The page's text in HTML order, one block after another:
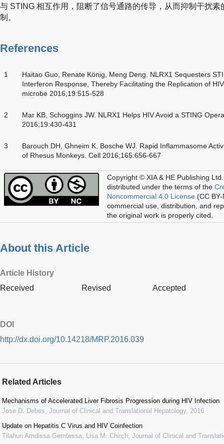
与 STING 相互作用，阻断了信号通路的传导，从而抑制干扰
制。
References
1
Haitao Guo, Renate König, Meng Deng. NLRX1 Sequesters
Interferon Response, Thereby Facilitating the Replication of
microbe 2016;19:515-528
2
Mar KB, Schoggins JW. NLRX1 Helps HIV Avoid a STING
2016;19:430-431
3
Barouch DH, Ghneim K, Bosche WJ. Rapid Inflammasome
of Rhesus Monkeys. Cell 2016;165:656-667
Copyright © XIA & HE Publishing Ltd.
distributed under the terms of the
Noncommercial 4.0 License (CC
commercial use, distribution, and
the original work is properly cited.
About this Article
Article History
Received
Revised Accepted
DOI
http://dx.doi.org/10.14218/MRP.2016.039
Related Articles
Mechanisms of Accelerated Liver Fibrosis Progression during HIV Infection
Jose D. Debes Journal of Clinical and Translational Hepatology, 2016
Update on Hepatitis C Virus and HIV Coinfection
Tilahun Amdissa Gemtessa, Lisa M. Chirch Journal of Clinical and